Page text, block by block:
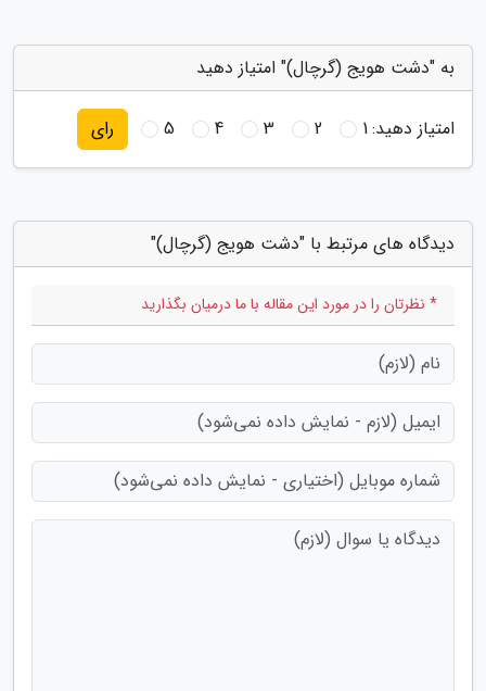
به "دشت هویج (گرچال)" امتیاز دهید
امتیاز دهید:1
2
3
4
5 رای
دیدگاه های مرتبط با "دشت هویج (گرچال)"
* نظرتان را در مورد این مقاله با ما درمیان بگذارید